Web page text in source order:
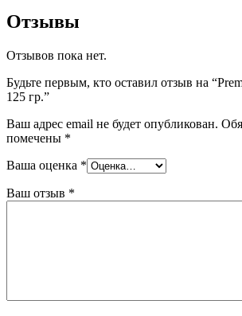
Отзывы
Отзывов пока нет.
Будьте первым, кто оставил отзыв на
125 гр.”
Ваш адрес email не будет опубликован.
помечены *
Ваша оценка *
Ваш отзыв *